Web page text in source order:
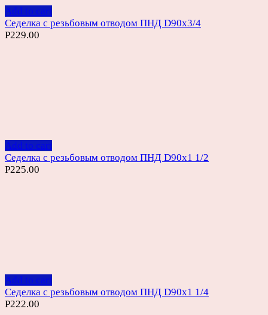
Add to cart
Седелка с резьбовым отводом ПНД D90х3/4
Р229.00
Add to cart
Седелка с резьбовым отводом ПНД D90х1 1/2
Р225.00
Add to cart
Седелка с резьбовым отводом ПНД D90х1 1/4
Р222.00